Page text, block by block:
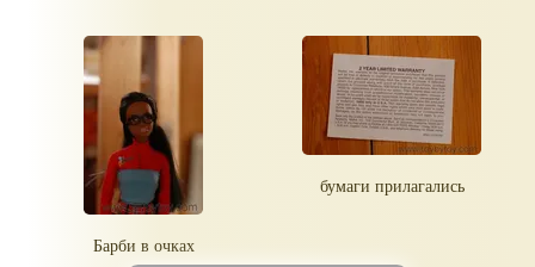
Барби в очках
бумаги прилагались